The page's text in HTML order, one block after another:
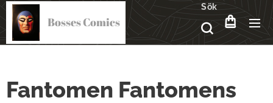
Bosses Comics
Sök
Fantomen Fantomens